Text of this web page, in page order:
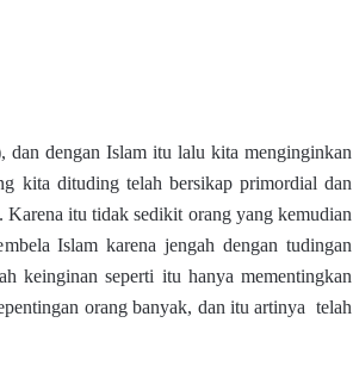
dan dengan Islam itu lalu kita menginginkan
kita dituding telah bersikap primordial dan
itu tidak sedikit orang yang kemudian
Islam karena jengah dengan tudingan
keinginan seperti itu hanya mementingkan
orang banyak, dan itu artinya telah